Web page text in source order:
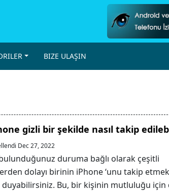
BIZE ULAŞIN
gizli bir şekilde nasıl takip
Dec 27, 2022
duruma bağlı olarak çeşitli
dolayı birinin iPhone ‘unu takip etmek
duyabilirsiniz. Bu, bir kişinin mutluluğu için